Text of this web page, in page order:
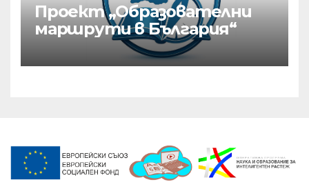
Проект „Образователни
маршрути в България“